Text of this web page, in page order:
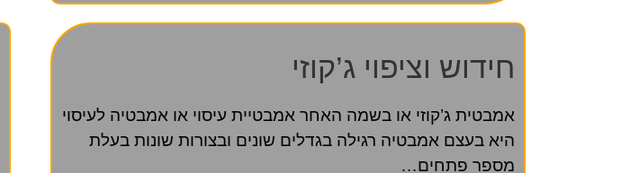
חידוש וציפוי ג’קוזי
אמבטית ג’קוזי או בשמה האחר אמבטיית עיסוי או אמבטיה לעיסוי
היא בעצם אמבטיה רגילה בגדלים שונים ובצורות שונות בעלת
מספר פתחים…